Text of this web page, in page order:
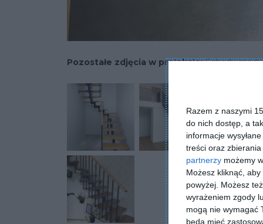
Razem z naszymi
do nich dostęp, a
informacje
treści oraz
partnerzy możemy
Możesz kliknąć,
powyżej. Możesz
wyrażeniem zgody
mogą nie wymagać
będą mieć
Pozostałe zdjęcia w projekcie:Schody